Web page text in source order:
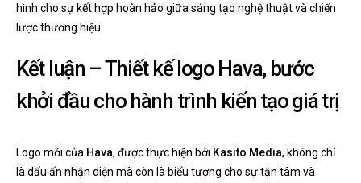
hình cho sự kết hợp hoàn hảo giữa sáng tạo nghệ thuật và chiến
lược thương hiệu.
Kết luận – Thiết kế logo Hava, bước
khởi đầu cho hành trình kiến tạo giá trị
Logo mới của Hava, được thực hiện bởi Kasito Media, không chỉ
là dấu ấn nhận diện mà còn là biểu tượng cho sự tận tâm và